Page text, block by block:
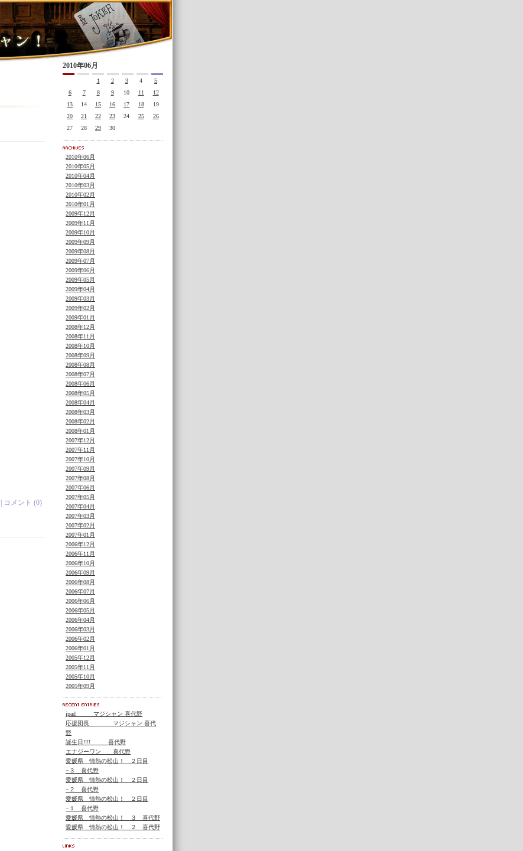
コメント (0)
2010年06月
1 2 3 4
5
6
7 8 9 10 11
12
13
14 15 16 17 18
19
20
21 22 23 24 25
26
27
28 29 30
2010年06月
2010年05月
2010年04月
2010年03月
2010年02月
2010年01月
2009年12月
2009年11月
2009年10月
2009年09月
2009年08月
2009年07月
2009年06月
2009年05月
2009年04月
2009年03月
2009年02月
2009年01月
2008年12月
2008年11月
2008年10月
2008年09月
2008年08月
2008年07月
2008年06月
2008年05月
2008年04月
2008年03月
2008年02月
2008年01月
2007年12月
2007年11月
2007年10月
2007年09月
2007年08月
2007年06月
2007年05月
2007年04月
2007年03月
2007年02月
2007年01月
2006年12月
2006年11月
2006年10月
2006年09月
2006年08月
2006年07月
2006年06月
2006年05月
2006年04月
2006年03月
2006年02月
2006年01月
2005年12月
2005年11月
2005年10月
2005年09月
ipad マジシャン 喜代野
応援団長 マジシャン 喜代
野
誕生日!!!! 喜代野
エナジーワン 喜代野
愛媛県 情熱の松山！ ２日目
−３ 喜代野
愛媛県 情熱の松山！ ２日目
−２ 喜代野
愛媛県 情熱の松山！ ２日目
−１ 喜代野
愛媛県 情熱の松山！ ３ 喜代野
愛媛県 情熱の松山！ ２ 喜代野